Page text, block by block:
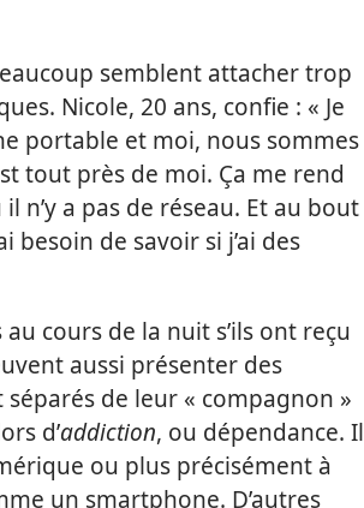
semblent attacher trop
Nicole, 20 ans, confie : « Je
portable et moi, nous sommes
tout près de moi. Ça me rend
n’y a pas de réseau. Et au bout
besoin de savoir si j’ai des
cours de la nuit s’ils ont reçu
aussi présenter des
de leur « compagnon »
d’addiction, ou dépendance. Il
ou plus précisément à
un smartphone. D’autres